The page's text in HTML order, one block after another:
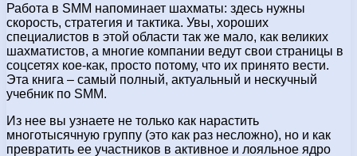
Работа в SMM напоминает шахматы: здесь нужны
скорость, стратегия и тактика. Увы, хороших
специалистов в этой области так же мало, как великих
шахматистов, а многие компании ведут свои страницы в
соцсетях кое-как, просто потому, что их принято вести.
Эта книга – самый полный, актуальный и нескучный
учебник по SMM.
Из нее вы узнаете не только как нарастить
многотысячную группу (это как раз несложно), но и как
превратить ее участников в активное и лояльное ядро